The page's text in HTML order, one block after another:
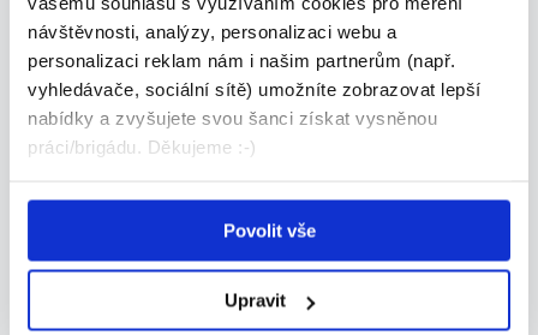
návštěvnosti, analýzy, personalizaci webu a
personalizaci reklam nám i našim partnerům (např.
vyhledávače, sociální sítě) umožníte zobrazovat lepší
nabídky a zvyšujete svou šanci získat vysněnou
práci/brigádu. Děkujeme :-)
Povolit vše
Upravit
práce s odměnou až 40 000 Kč
měsíčně
10 000 - 40 000 Kč/měs.
Škola Populo • Brno